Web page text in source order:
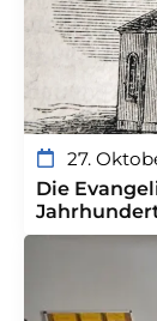
27.
Die